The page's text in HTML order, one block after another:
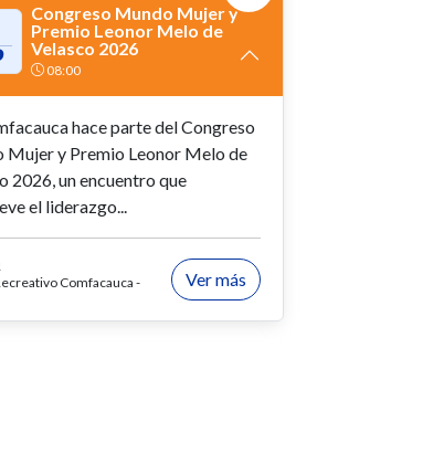
Congreso Mundo Mujer y
Premio Leonor Melo de
Velasco 2026
08:00
hace parte del Congreso
Mujer y Premio Leonor Melo de
2026, un encuentro que
el liderazgo...
Comfacauca -
Ver más